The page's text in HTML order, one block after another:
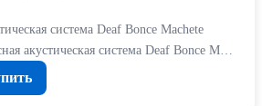
система Deaf Bonce Machete
акустическая система Deaf Bonce M…